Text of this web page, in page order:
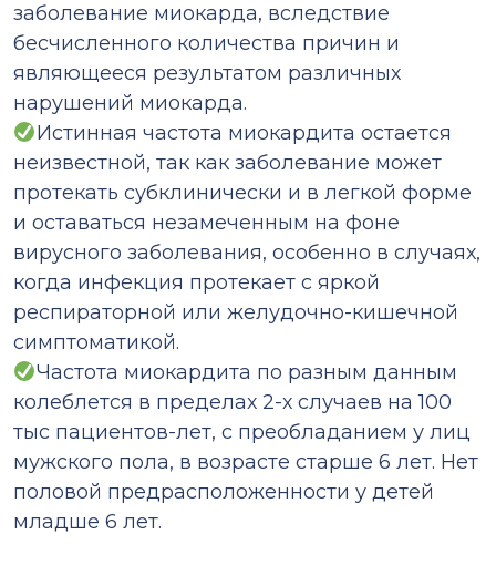
заболевание миокарда, вследствие
бесчисленного количества причин и
являющееся результатом различных
нарушений миокарда.
Истинная частота миокардита остается
неизвестной, так как заболевание может
протекать субклинически и в легкой форме
и оставаться незамеченным на фоне
вирусного заболевания, особенно в случаях,
когда инфекция протекает с яркой
респираторной или желудочно-кишечной
симптоматикой.
Частота миокардита по разным данным
колеблется в пределах 2-х случаев на 100
тыс пациентов-лет, с преобладанием у лиц
мужского пола, в возрасте старше 6 лет. Нет
половой предрасположенности у детей
младше 6 лет.